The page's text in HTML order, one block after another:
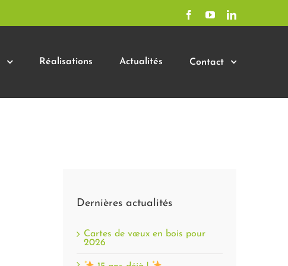
FacebookYouTubeLinkedIn
Réalisations Actualités Contact
Dernières actualités
Cartes de vœux en bois pour
2026